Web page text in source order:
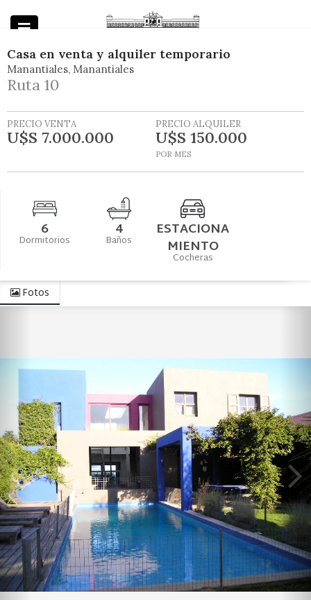
Casa en venta y alquiler temporario
Manantiales Manantiales
Ruta 10
PRECIO VENTA
U$S 7.000.000
PRECIO ALQUILER
U$S 150.000
POR MES
6
Dormitorios 4
Baños ESTACIONA
MIENTO
Cocheras
Fotos